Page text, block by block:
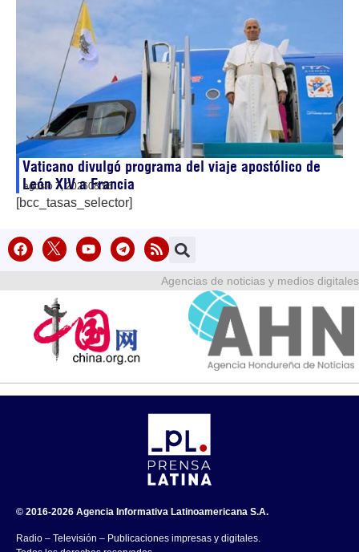
Vaticano divulgó programa del viaje apostólico de
León XIV a Francia
agosto 7, 202608:56
[bcc_tasas_selector]
Agencias de noticias y medios digitales
© 2016-2026 Agencia Informativa Latinoamericana S.A.
Radio – Televisión – Publicaciones impresas y digitales.